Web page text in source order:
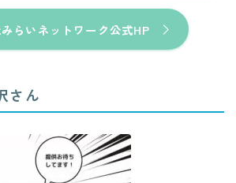
らいネットワーク公式HP
さん